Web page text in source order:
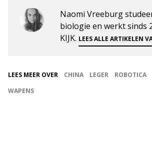
Naomi Vreeburg
biologie en werkt sinds
KIJK. LEES ALLE ARTIKELEN
LEES MEER OVER CHINA LEGER ROBOTICA
WAPENS